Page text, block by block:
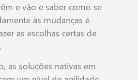
e vão e saber como se
às mudanças é
as escolhas certas de
as soluções nativas em